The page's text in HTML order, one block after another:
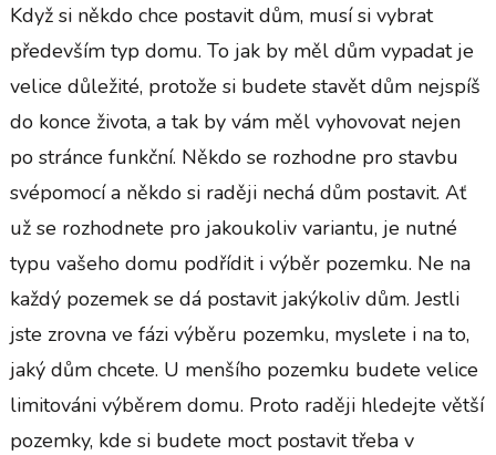
Když si někdo chce postavit dům, musí si vybrat
především typ domu. To jak by měl dům vypadat je
velice důležité, protože si budete stavět dům nejspíš
do konce života, a tak by vám měl vyhovovat nejen
po stránce funkční. Někdo se rozhodne pro stavbu
svépomocí a někdo si raději nechá dům postavit. Ať
už se rozhodnete pro jakoukoliv variantu, je nutné
typu vašeho domu podřídit i výběr pozemku. Ne na
každý pozemek se dá postavit jakýkoliv dům. Jestli
jste zrovna ve fázi výběru pozemku, myslete i na to,
jaký dům chcete. U menšího pozemku budete velice
limitováni výběrem domu. Proto raději hledejte větší
pozemky, kde si budete moct postavit třeba v